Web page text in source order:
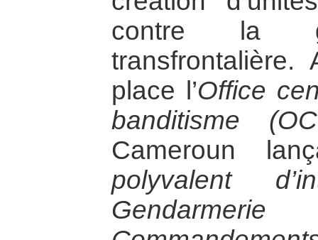
contre la
place l’Office
banditisme
Cameroun
polyvalent